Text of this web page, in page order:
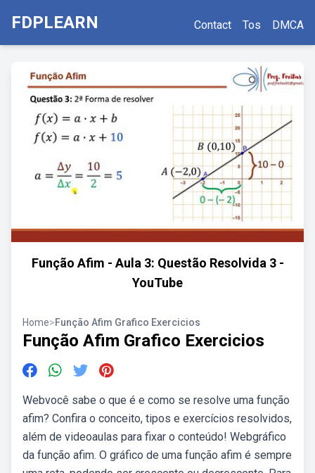
FDPLEARN Contact Tos DMCA
Função Afim - Aula 3: Questão Resolvida 3 -
YouTube
Home>Função Afim Grafico Exercicios
Função Afim Grafico Exercicios
Webvocê sabe o que é e como se resolve uma função
afim? Confira o conceito, tipos e exercícios resolvidos,
além de videoaulas para fixar o conteúdo! Webgráfico
da função afim. O gráfico de uma função afim é sempre